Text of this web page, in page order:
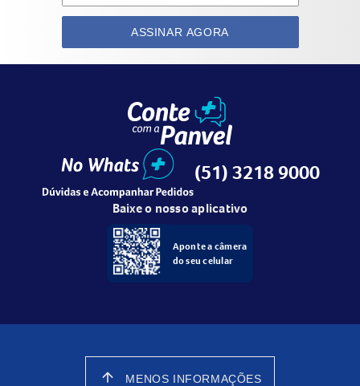
ASSINAR AGORA
(51) 3218 9000
Baixe o nosso aplicativo
Aponte a câmera
do seu celular
arrow_upward MENOS INFORMAÇÕES